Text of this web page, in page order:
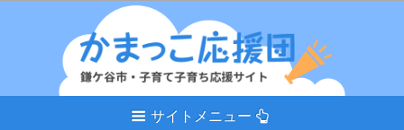
サイトメニュー